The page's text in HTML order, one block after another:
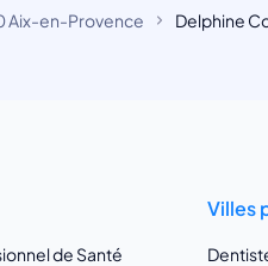
Aix-en-Provence Delphine
de Santé
Villes